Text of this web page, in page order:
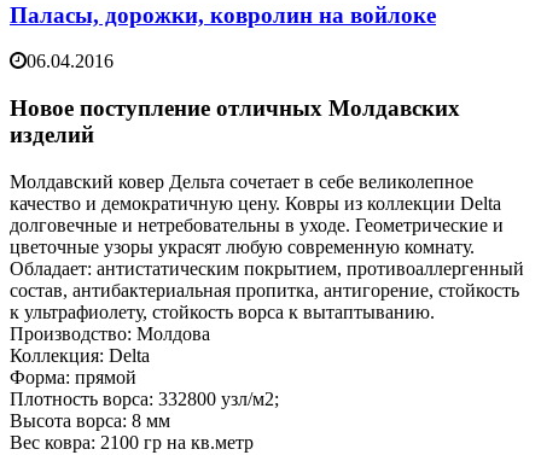
Паласы, дорожки, ковролин на войлоке
06.04.2016
Новое поступление отличных Молдавских
изделий
Молдавский ковер Дельта сочетает в себе великолепное
качество и демократичную цену. Ковры из коллекции Delta
долговечные и нетребовательны в уходе. Геометрические и
цветочные узоры украсят любую современную комнату.
Обладает: антистатическим покрытием, противоаллергенный
состав, антибактериальная пропитка, антигорение, стойкость
к ультрафиолету, стойкость ворса к вытаптыванию.
Производство: Молдова
Коллекция: Delta
Форма: прямой
Плотность ворса: 332800 узл/м2;
Высота ворса: 8 мм
Вес ковра: 2100 гр на кв.метр